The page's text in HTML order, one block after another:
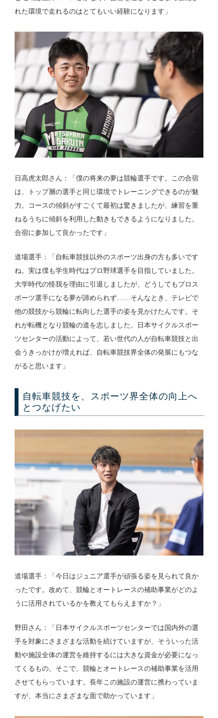
れた環境で走れるのはとてもいい経験になります」
日高虎太郎さん：「僕の将来の夢は競輪選手です。この合宿
は、トップ層の選手と同じ環境でトレーニングできるのが魅
力。コースの傾斜がすごくて最初は驚きましたが、練習を重
ねるうちに傾斜を利用した動きもできるようになりました。
合宿に参加して良かったです」
道場選手：「自転車競技以外のスポーツ出身の方も多いです
ね。実は僕も学生時代はプロ野球選手を目指していました。
大学時代の怪我を理由に引退しましたが、どうしてもプロス
ポーツ選手になる夢が諦められず……そんなとき、テレビで
他の競技から競輪に転向した選手の姿を見かけたんです。そ
れが転機となり競輪の道を志しました。日本サイクルスポー
ツセンターの活動によって、若い世代の人が自転車競技と出
会うきっかけが増えれば、自転車競技界全体の発展にもつな
がると思います」
自転車競技を、スポーツ界全体の向上へ
とつなげたい
道場選手：「今日はジュニア選手が頑張る姿を見られて良か
ったです。改めて、競輪とオートレースの補助事業がどのよ
うに活用されているかを教えてもらえますか？」
野田さん：「日本サイクルスポーツセンターでは国内外の選
手を対象にさまざまな活動を続けていますが、そういった活
動や施設全体の運営を維持するには大きな資金が必要になっ
てくるもの。そこで、競輪とオートレースの補助事業を活用
させてもらっています。長年この施設の運営に携わっていま
すが、本当にさまざまな面で助かっています」